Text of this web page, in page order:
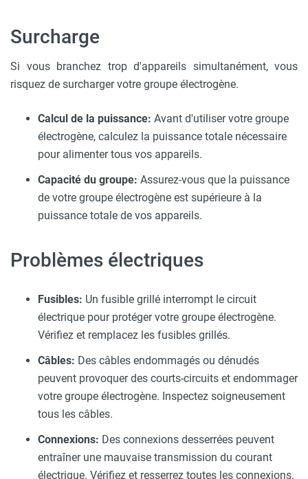
Surcharge
Si vous branchez trop d'appareils simultanément, vous
risquez de surcharger votre groupe électrogène.
Calcul de la puissance: Avant d'utiliser votre groupe
électrogène, calculez la puissance totale nécessaire
pour alimenter tous vos appareils.
Capacité du groupe: Assurez-vous que la puissance
de votre groupe électrogène est supérieure à la
puissance totale de vos appareils.
Problèmes électriques
Fusibles: Un fusible grillé interrompt le circuit
électrique pour protéger votre groupe électrogène.
Vérifiez et remplacez les fusibles grillés.
Câbles: Des câbles endommagés ou dénudés
peuvent provoquer des courts-circuits et endommager
votre groupe électrogène. Inspectez soigneusement
tous les câbles.
Connexions: Des connexions desserrées peuvent
entraîner une mauvaise transmission du courant
électrique. Vérifiez et resserrez toutes les connexions.